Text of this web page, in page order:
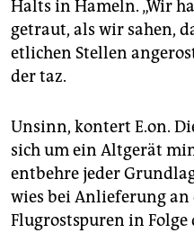
Halts in Hameln. „Wir
getraut, als wir sahen,
etlichen Stellen
der taz.
Unsinn, kontert E.on.
sich um ein Altgerät
entbehre jeder
wies bei Anlieferung
Flugrostspuren in Folge